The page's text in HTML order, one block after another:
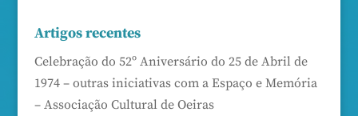
Artigos recentes
Celebração do 52º Aniversário do 25 de Abril de
1974 – outras iniciativas com a Espaço e Memória
– Associação Cultural de Oeiras